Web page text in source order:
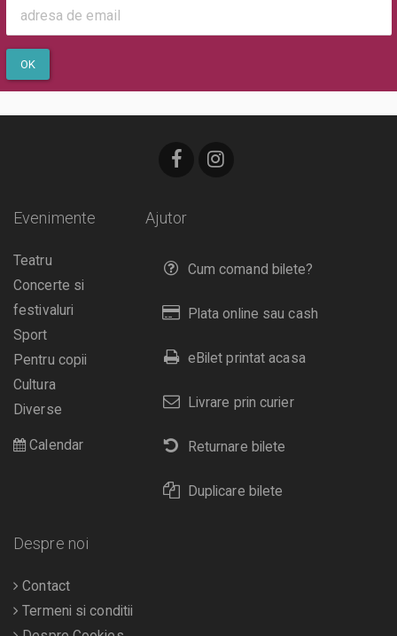
OK
Ajutor
Cum comand bilete?
Plata online sau cash
eBilet printat acasa
Livrare prin curier
Returnare bilete
Duplicare bilete
Evenimente
Teatru
Concerte si
festivaluri
Sport
Pentru copii
Cultura
Diverse
Calendar
Despre noi
Contact
Termeni si conditii